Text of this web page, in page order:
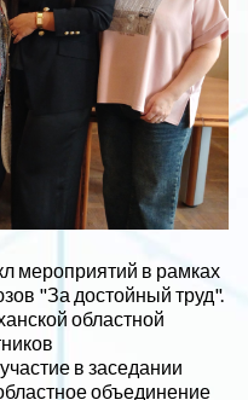
мероприятий в рамках
"За достойный труд".
областной
в заседании
объединение